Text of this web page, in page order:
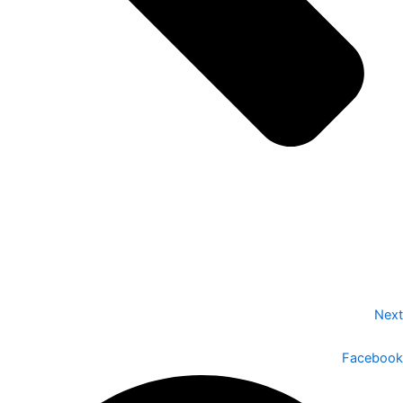
Next
Facebook